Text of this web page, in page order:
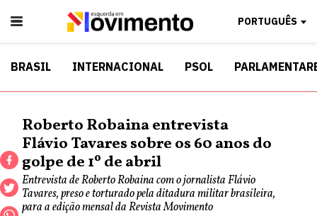
PORTUGUÊS
BRASIL INTERNACIONAL PSOL
Roberto Robaina entrevista
Flávio Tavares sobre os 60 anos do
golpe de 1º de abril
Entrevista de Roberto Robaina com o jornalista Flávio
Tavares, preso e torturado pela ditadura militar brasileira,
para a edição mensal da Revista Movimento